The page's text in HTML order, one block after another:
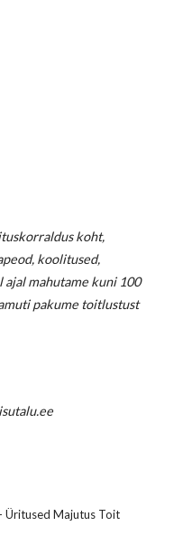
koht,
koolitused,
mahutame kuni 100
pakume toitlustust
Üritused Majutus Toit